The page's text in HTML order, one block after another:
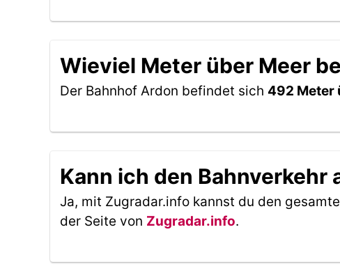
Wieviel Meter über Meer
Der Bahnhof Ardon befindet sich 492 Meter
Kann ich den Bahnverkehr
Ja, mit Zugradar.info kannst du den
der Seite von Zugradar.info.